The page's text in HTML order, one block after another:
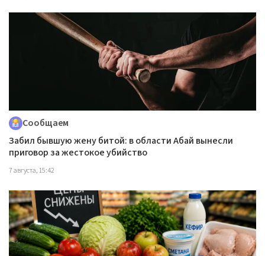
Сообщаем
Забил бывшую жену битой: в области Абай вынесли
приговор за жестокое убийство
7 августа, 15:42